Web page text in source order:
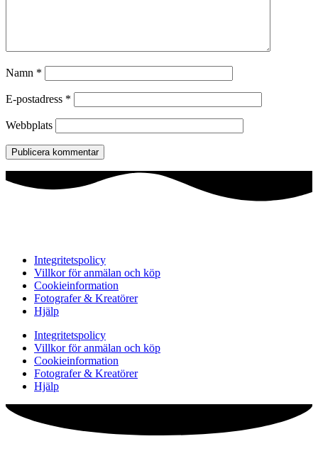
Namn *
E-postadress *
Webbplats
Integritetspolicy
Villkor för anmälan och köp
Cookieinformation
Fotografer & Kreatörer
Hjälp
Integritetspolicy
Villkor för anmälan och köp
Cookieinformation
Fotografer & Kreatörer
Hjälp